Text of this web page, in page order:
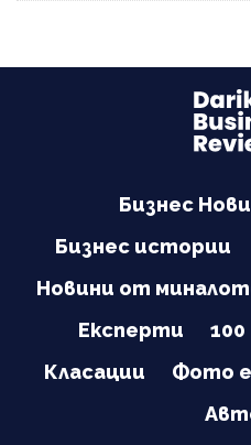
Бизнес
Бизнес истории
Новини от
Експерти
100
Класации
Фото